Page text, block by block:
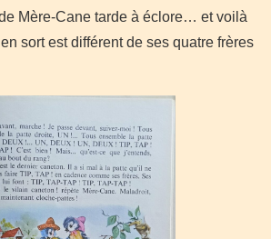
Mère-Cane tarde à éclore… et voilà
sort est différent de ses quatre frères